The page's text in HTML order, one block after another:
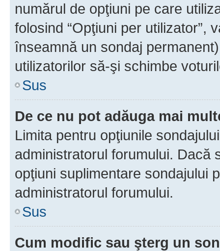
numărul de opţiuni pe care
folosind “Opţiuni per utilizator”,
înseamnă un sondaj
utilizatorilor să-şi schimbe
Sus
De ce nu pot adăuga mai
Limita pentru opţiunile
administratorul forumului. Dacă
opţiuni suplimentare sondajului
administratorul forumului.
Sus
Cum modific sau şterg un